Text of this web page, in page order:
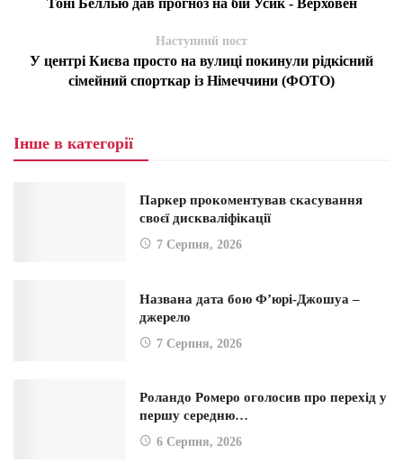
Тоні Беллью дав прогноз на бій Усик - Верховен
Наступний пост
У центрі Києва просто на вулиці покинули рідкісний
сімейний спорткар із Німеччини (ФОТО)
Інше в категорії
Паркер прокоментував скасування
своєї дискваліфікації
7 Серпня, 2026
Названа дата бою Ф’юрі-Джошуа –
джерело
7 Серпня, 2026
Роландо Ромеро оголосив про перехід у
першу середню…
6 Серпня, 2026